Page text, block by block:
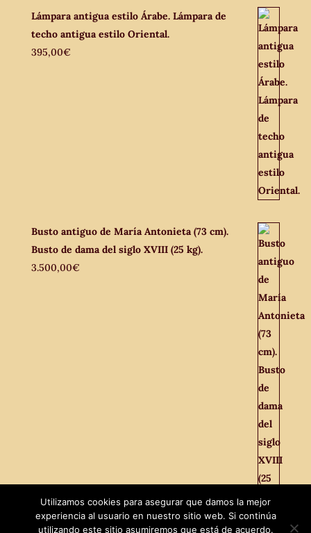
Lámpara antigua estilo Árabe. Lámpara de
techo antigua estilo Oriental.
395,00€
Busto antiguo de María Antonieta (73 cm).
Busto de dama del siglo XVIII (25 kg).
3.500,00€
Facebook
Utilizamos cookies para asegurar que damos la mejor
experiencia al usuario en nuestro sitio web. Si continúa
utilizando este sitio asumiremos que está de acuerdo.